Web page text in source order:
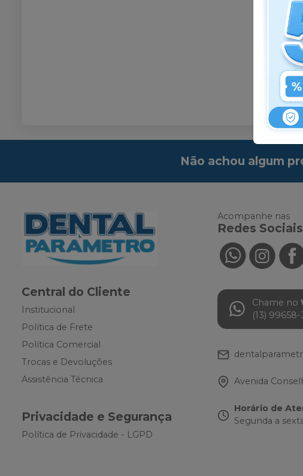
Não achou algum
Central do Cliente
Institucional
Política de Frete
Política Comercial
Trocas e Devoluções
Assistência Técnica
Privacidade e Segurança
Política de Privacidade - LGPD
Acompanhe nas
Redes Sociais
Chame no
(13) 99658-
Avenida
Horário de
Segunda a